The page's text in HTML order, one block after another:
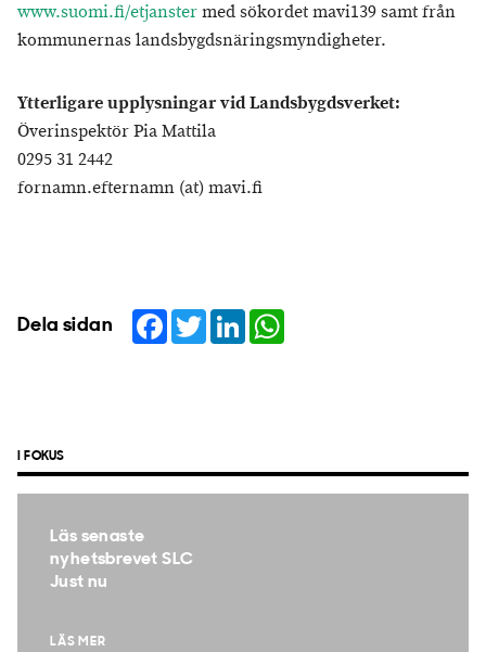
www.suomi.fi/etjanstermed sökordet mavi139 samt från
kommunernas landsbygdsnäringsmyndigheter.
Ytterligare upplysningar vid Landsbygdsverket:
Överinspektör Pia Mattila
0295 31 2442
fornamn.efternamn (at) mavi.fi
Dela sidan Facebook
TwitterLinkedIn
I FOKUS
Läs senaste
nyhetsbrevet SLC
Just nu
LÄS MER